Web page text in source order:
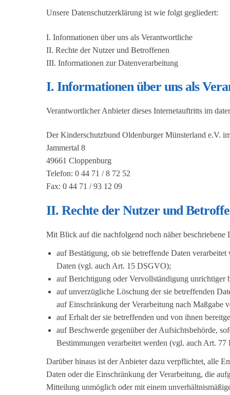
Unsere Datenschutzerklärung ist wie folgt gegliedert:
I. Informationen über uns als Verantwortliche
II. Rechte der Nutzer und Betroffenen
III. Informationen zur Datenverarbeitung
I. Informationen über uns als
Verantwortlicher Anbieter dieses Internetauftritts im
Der Kinderschutzbund Oldenburger Münsterland e.V.
Jammertal 8
49661 Cloppenburg
Telefon: 0 44 71 / 8 72 52
Fax: 0 44 71 / 93 12 09
II. Rechte der Nutzer und
Mit Blick auf die nachfolgend noch näher
auf Bestätigung, ob sie betreffende Daten
Daten (vgl. auch Art. 15 DSGVO);
auf Berichtigung oder Vervollständigung
auf unverzügliche Löschung der sie betreffenden
auf Einschränkung der Verarbeitung nach Maßgabe
auf Erhalt der sie betreffenden und von ihnen
auf Beschwerde gegenüber der Aufsichtsbehörde,
Bestimmungen verarbeitet werden (vgl. auch Art.
Darüber hinaus ist der Anbieter dazu verpflichtet, alle
Daten oder die Einschränkung der Verarbeitung, die
Mitteilung unmöglich oder mit einem